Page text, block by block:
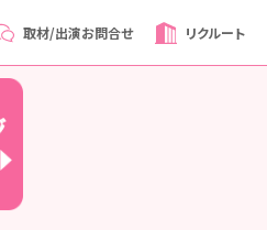
取材/出演お問合せ リクルート